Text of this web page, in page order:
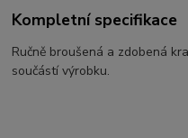
Kompletní specifikace
Ručně broušená a zdobená
součástí výrobku.